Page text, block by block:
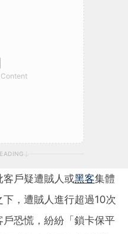
客戶疑遭賊人或黑客集體
，遭賊人進行超過10次
恐慌，紛紛「鎖卡保平